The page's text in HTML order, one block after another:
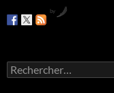
by
R
e